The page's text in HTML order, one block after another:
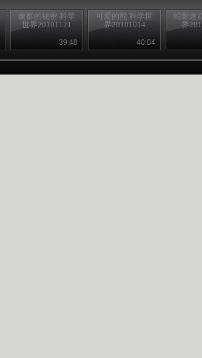
象群的秘密 科学
世界20101121
39:48
可爱的熊 科学世
界20101014
40:04
蛇影迷
界